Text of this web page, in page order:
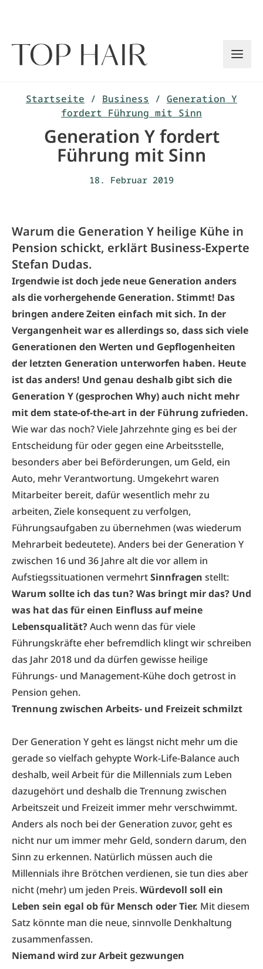
Startseite / Business / Generation Y
fordert Führung mit Sinn
Generation Y fordert
Führung mit Sinn
18. Februar 2019
Warum die Generation Y heilige Kühe in
Pension schickt, erklärt Business-Experte
Stefan Dudas.
Irgendwie ist doch jede neue Generation anders
als die vorhergehende Generation. Stimmt! Das
bringen andere Zeiten einfach mit sich. In der
Vergangenheit war es allerdings so, dass sich viele
Generationen den Werten und Gepflogenheiten
der letzten Generation unterworfen haben. Heute
ist das anders! Und genau deshalb gibt sich die
Generation Y (gesprochen Why) auch nicht mehr
mit dem state-of-the-art in der Führung zufrieden.
Wie war das noch? Viele Jahrzehnte ging es bei der
Entscheidung für oder gegen eine Arbeitsstelle,
besonders aber bei Beförderungen, um Geld, ein
Auto, mehr Verantwortung. Umgekehrt waren
Mitarbeiter bereit, dafür wesentlich mehr zu
arbeiten, Ziele konsequent zu verfolgen,
Führungsaufgaben zu übernehmen (was wiederum
Mehrarbeit bedeutete). Anders bei der Generation Y
zwischen 16 und 36 Jahre alt die vor allem in
Aufstiegssituationen vermehrtSinnfragen stellt:
Warum sollte ich das tun? Was bringt mir das? Und
was hat das für einen Einfluss auf meine
Lebensqualität?Auch wenn das für viele
Führungskräfte eher befremdlich klingt wir schreiben
das Jahr 2018 und da dürfen gewisse heilige
Führungs- und Management-Kühe doch getrost in
Pension gehen.
Trennung zwischen Arbeits- und Freizeit schmilzt
Der Generation Y geht es längst nicht mehr um die
gerade so vielfach gehypte Work-Life-Balance auch
deshalb, weil Arbeit für die Millennials zum Leben
dazugehört und deshalb die Trennung zwischen
Arbeitszeit und Freizeit immer mehr verschwimmt.
Anders als noch bei der Generation zuvor, geht es
nicht nur um immer mehr Geld, sondern darum, den
Sinn zu erkennen. Natürlich müssen auch die
Millennials ihre Brötchen verdienen, sie tun dies aber
nicht (mehr) um jeden Preis.Würdevoll soll ein
Leben sein egal ob für Mensch oder Tier. Mit diesem
Satz könnte man die neue, sinnvolle Denkhaltung
zusammenfassen.
Niemand wird zur Arbeit gezwungen